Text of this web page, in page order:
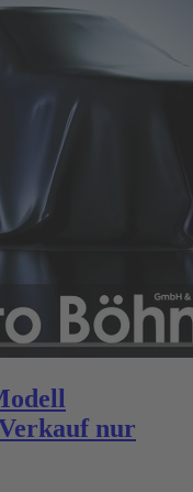
nur